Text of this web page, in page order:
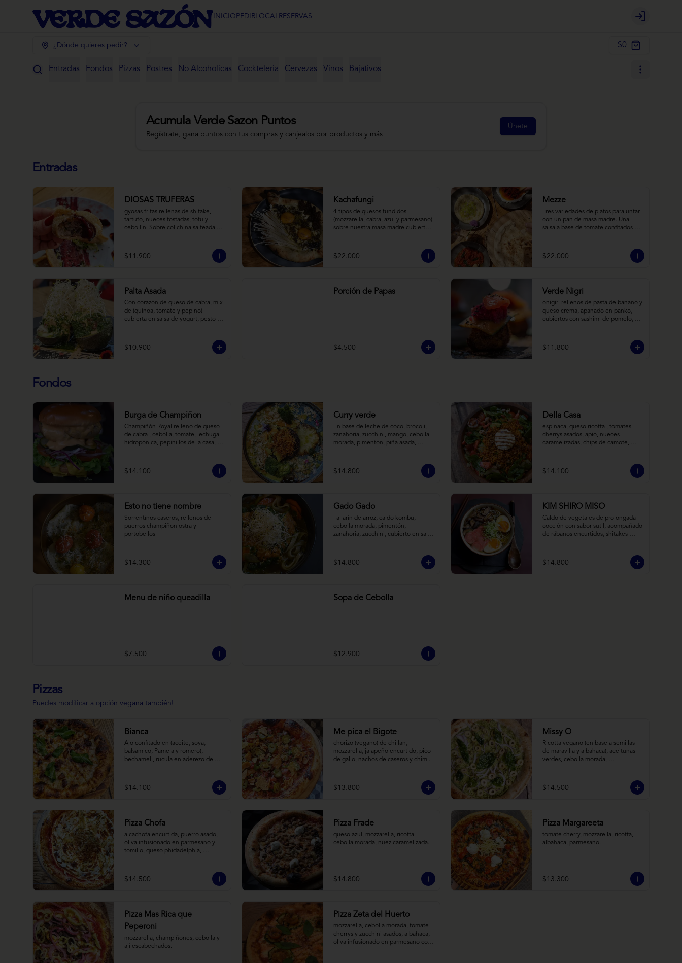
INICIO PEDIRLOCALRESERVAS
Login
¿Dónde quieres pedir? $0
Entradas Fondos Pizzas Postres No Alcoholicas Cockteleria Cervezas Vinos Bajativos
Acumula Verde Sazon Puntos
Regístrate, gana puntos con tus compras y canjealos por productos y más
Únete
Entradas
DIOSAS TRUFERAS
gyosas fritas rellenas de shitake,
tartufo, nueces tostadas, tofu y
cebollín. Sobre col china salteada en
asiáticos
$11.900
Kachafungi
4 tipos de quesos fundidos
(mozzarella, cabra, azul y parmesano)
sobre nuestra masa madre cubierta
finas de trufa negra frescas y
pequeños toques de chimichurri.
$22.000
Mezze
Tres variedades de platos para untar
con un pan de masa madre. Una
salsa a base de tomate confitados y
limón y ajo; pimentones y cebollas
horneadas largamente, con toques
$22.000
Palta Asada
Con corazón de queso de cabra, mix
de (quínoa, tomate y pepino)
cubierta en salsa de yogurt, pesto de
$10.900
Porción de Papas
$4.500
Verde Nigri
onigiri rellenos de pasta de banano y
queso crema, apanado en panko,
cubiertos con sashimi de pomelo,
sobre salsa de crema de coco con
wasabi y tierra de cochayuyo.
$11.800
Fondos
Burga de Champiñon
Champiñón Royal relleno de queso
de cabra , cebolla, tomate, lechuga
hidropónica, pepinillos de la casa,
horneadas.
$14.100
Curry verde
En base de leche de coco, brócoli,
zanahoria, zucchini, mango, cebolla
morada, pimentón, piña asada,
$14.800
Della Casa
espinaca, queso ricotta , tomates
cherrys asados, apio, nueces
caramelizadas, chips de camote,
$14.100
Esto no tiene nombre
Sorrentinos caseros, rellenos de
puerros champiñon ostra y
portobellos
$14.300
Gado Gado
Tallarín de arroz, caldo kombu,
cebolla morada, pimentón,
zanahoria, zucchini, cubierto en salsa
$14.800
KIM SHIRO MISO
Caldo de vegetales de prolongada
cocción con sabor sutil, acompañado
de rábanos encurtidos, shitakes
como opción vegana) y los
infaltables fideos de ramen.
$14.800
Menu de niño queadilla
$7.500
Sopa de Cebolla
$12.900
Pizzas
Puedes modificar a opción vegana también!
Bianca
Ajo confitado en (aceite, soya,
balsamico, Pamela y romero),
bechamel , rucula en aderezo de
$14.100
Me pica el Bigote
chorizo (vegano) de chillan,
mozzarella, jalapeño encurtido, pico
de gallo, nachos de caseros y chimi.
$13.800
Missy O
Ricotta vegano (en base a semillas
de maravilla y albahaca), aceitunas
verdes, cebolla morada,
$14.500
Pizza Chofa
alcachofa encurtida, puerro asado,
oliva infusionado en parmesano y
tomillo, queso phidadelphia,
$14.500
Pizza Frade
queso azul, mozzarella, ricotta
cebolla morada, nuez caramelizada.
$14.800
Pizza Margareeta
tomate cherry, mozzarella, ricotta,
albahaca, parmesano.
$13.300
Pizza Mas Rica que
Peperoni
mozzarella, champiñones, cebolla y
ají escabechados.
Pizza Zeta del Huerto
mozzarella, cebolla morada, tomate
cherrys y zucchini asados, albahaca,
oliva infusionado en parmesano con